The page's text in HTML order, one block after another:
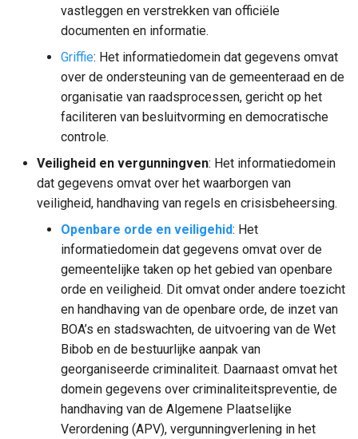
vastleggen en verstrekken van officiële
documenten en informatie.
Griffie: Het informatiedomein dat gegevens omvat
over de ondersteuning van de gemeenteraad en de
organisatie van raadsprocessen, gericht op het
faciliteren van besluitvorming en democratische
controle.
Veiligheid en vergunningven: Het informatiedomein
dat gegevens omvat over het waarborgen van
veiligheid, handhaving van regels en crisisbeheersing.
Openbare orde en veiligehid: Het
informatiedomein dat gegevens omvat over de
gemeentelijke taken op het gebied van openbare
orde en veiligheid. Dit omvat onder andere toezicht
en handhaving van de openbare orde, de inzet van
BOA’s en stadswachten, de uitvoering van de Wet
Bibob en de bestuurlijke aanpak van
georganiseerde criminaliteit. Daarnaast omvat het
domein gegevens over criminaliteitspreventie, de
handhaving van de Algemene Plaatselijke
Verordening (APV), vergunningverlening in het